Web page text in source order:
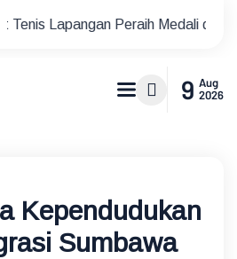
Medali di Ajang Porprov
9 Aug
2026
Kependudukan
Sumbawa